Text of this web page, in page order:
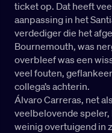
ticket op. Dat heeft
aanpassing in het
verdediger die het
Bournemouth, was
overbleef was een
veel fouten,
collega’s achterin.
Álvaro Carreras, net
veelbelovende
weinig overtuigend in